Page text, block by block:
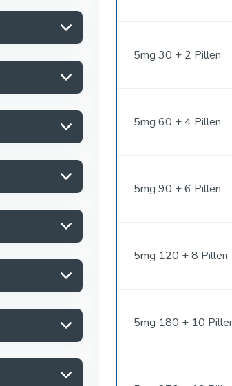
5mg 30 + 2 Pillen
5mg 60 + 4 Pillen
5mg 90 + 6 Pillen
5mg 120 + 8 Pillen
5mg 180 + 10